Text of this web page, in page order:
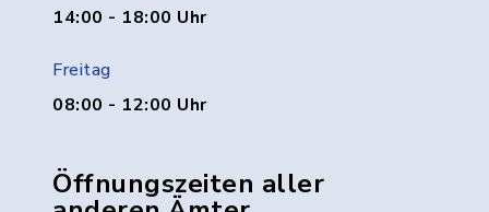
14:00 - 18:00 Uhr
Freitag
08:00 - 12:00 Uhr
Öffnungszeiten aller